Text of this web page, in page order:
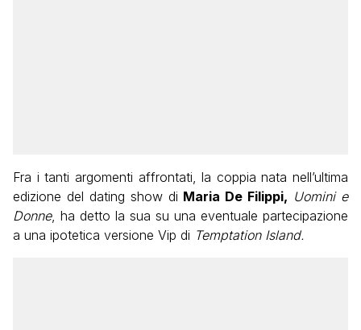
Fra i tanti argomenti affrontati, la coppia nata nell’ultima
edizione del dating show di Maria De Filippi, Uomini e
Donne, ha detto la sua su una eventuale partecipazione
a una ipotetica versione Vip di Temptation Island.